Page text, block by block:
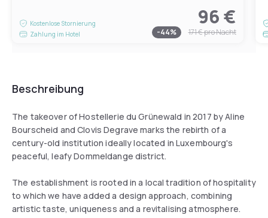
Kostenlose Stornierung
Zahlung im Hotel
96 €
-44% 171 €pro Nacht
Beschreibung
The takeover of Hostellerie du Grünewald in 2017 by Aline
Bourscheid and Clovis Degrave marks the rebirth of a
century-old institution ideally located in Luxembourg's
peaceful, leafy Dommeldange district.
The establishment is rooted in a local tradition of hospitality
to which we have added a design approach, combining
artistic taste, uniqueness and a revitalising atmosphere.